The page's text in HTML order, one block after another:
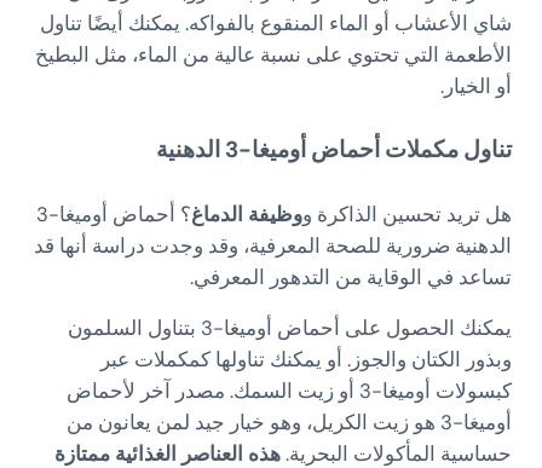
شاي الأعشاب أو الماء المنقوع بالفواكه. يمكنك أيضًا تناول
الأطعمة التي تحتوي على نسبة عالية من الماء، مثل البطيخ
أو الخيار.
تناول مكملات أحماض أوميغا-3 الدهنية
هل تريد تحسين الذاكرة ووظيفة الدماغ
؟ أحماض أوميغا-3
الدهنية ضرورية للصحة المعرفية، وقد وجدت دراسة أنها قد
تساعد في الوقاية من التدهور المعرفي.
يمكنك الحصول على أحماض أوميغا-3 بتناول السلمون
وبذور الكتان والجوز. أو يمكنك تناولها كمكملات عبر
كبسولات أوميغا-3 أو زيت السمك. مصدر آخر لأحماض
أوميغا-3 هو زيت الكريل، وهو خيار جيد لمن يعانون من
حساسية المأكولات البحرية.هذه العناصر الغذائية ممتازة